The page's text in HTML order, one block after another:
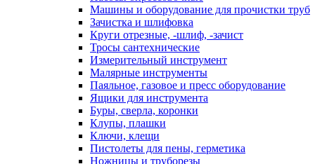
Машины и оборудование для прочистки труб
Зачистка и шлифовка
Круги отрезные, -шлиф, -зачист
Тросы сантехнические
Измерительный инструмент
Малярные инструменты
Паяльное, газовое и пресс оборудование
Ящики для инструмента
Буры, сверла, коронки
Клупы, плашки
Ключи, клещи
Пистолеты для пены, герметика
Ножницы и труборезы